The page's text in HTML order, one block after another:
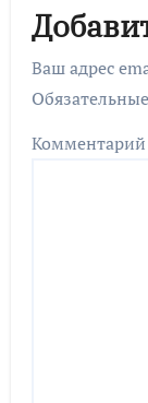
Ваш адрес
Комментарий